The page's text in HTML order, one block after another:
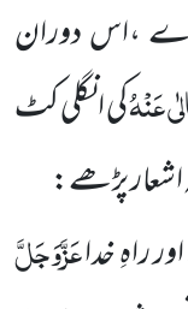
،اس دوران
عَنْہُکی انگلی کٹ
پڑھے:
راہِ خداعَزَّوَجَلَّ